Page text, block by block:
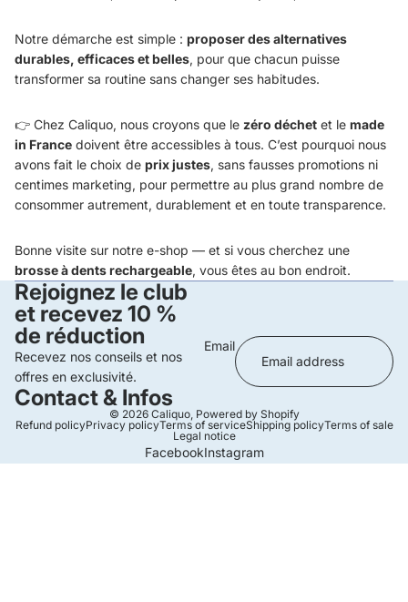
Notre démarche est simple : proposer des alternatives
durables, efficaces et belles, pour que chacun puisse
transformer sa routine sans changer ses habitudes.
👉 Chez Caliquo, nous croyons que le zéro déchet et le made
in France doivent être accessibles à tous. C’est pourquoi nous
avons fait le choix de prix justes, sans fausses promotions ni
centimes marketing, pour permettre au plus grand nombre de
consommer autrement, durablement et en toute transparence.
Bonne visite sur notre e-shop — et si vous cherchez une
brosse à dents rechargeable, vous êtes au bon endroit.
Rejoignez le club
et recevez 10 %
de réduction
Recevez nos conseils et nos
offres en exclusivité.
Email
Contact & Infos
© 2026 Caliquo, Powered by Shopify
Refund policyPrivacy policyTerms of serviceShipping policyTerms of sale
Legal notice
FacebookInstagram